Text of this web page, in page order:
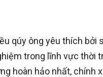
qúy ông yêu thích
trong lĩnh vực thời
hoàn hảo nhất,